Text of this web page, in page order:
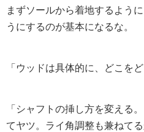
まずソールから着地するよう
うにするのが基本になるな。
「ウッドは具体的に、どこを
「シャフトの挿し方を変える
てヤツ。ライ角調整も兼ねて